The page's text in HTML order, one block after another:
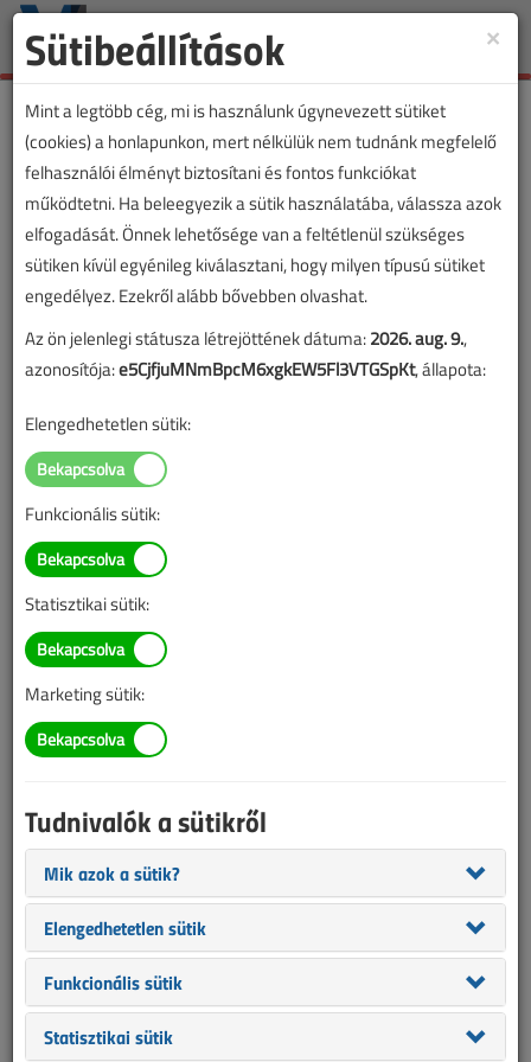
Toggle
A közművekről indul
tájékoztató kampány
2017. június 8. |
Az alábbi tartalom archív, 9 éve frissült utoljára. A cikkben szereplő
információk mára aktualitásukat veszíthették, valamint a tartalom
helyenként hiányos lehet (képek, táblázatok stb.).
×
Sütibeállítások
Mint a legtöbb cég, mi is használunk úgynevezett sütiket
(cookies) a honlapunkon, mert nélkülük nem tudnánk megfelelő
felhasználói élményt biztosítani és fontos funkciókat
működtetni. Ha beleegyezik a sütik használatába, válassza azok
elfogadását. Önnek lehetősége van a feltétlenül szükséges
sütiken kívül egyénileg kiválasztani, hogy milyen típusú sütiket
engedélyez. Ezekről alább bővebben olvashat.
Az ön jelenlegi státusza létrejöttének dátuma:2026. aug. 9.,
azonosítója:e5CjfjuMNmBpcM6xgkEW5Fl3VTGSpKt, állapota:
Elengedhetetlen sütik:
Funkcionális sütik:
Statisztikai sütik:
Marketing sütik:
Tudnivalók a sütikről
Mik azok a sütik?
Elengedhetetlen sütik
Funkcionális sütik
Statisztikai sütik